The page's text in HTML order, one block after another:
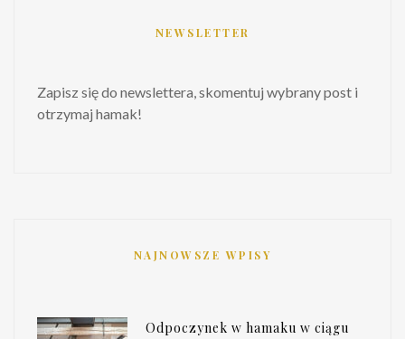
NEWSLETTER
Zapisz się do newslettera, skomentuj wybrany post i
otrzymaj hamak!
NAJNOWSZE WPISY
Odpoczynek w hamaku w ciągu